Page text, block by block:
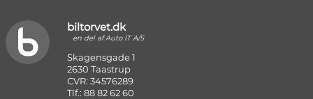
biltorvet.dk
en del af Auto IT A/S
Skagensgade 1
2630 Taastrup
CVR: 34576289
Tlf.: 88 82 62 60